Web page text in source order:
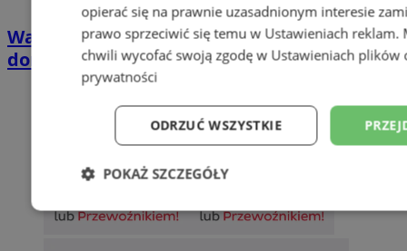
Wakacyjny wypoczynek nad Bałtykiem w
domkach Szmaragdowe Morze
opierać się na prawnie uzasadnionym interesie
prawo sprzeciwić się temu w Ustawieniach reklam.
chwili wycofać swoją zgodę w Ustawieniach plików
prywatności
ODRZUĆ WSZYSTKIE
POKAŻ SZCZEGÓŁY
Niezbędne Wydajność